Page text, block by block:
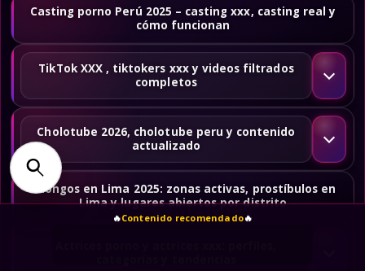
Casting porno Perú 2025 – casting xxx, casting real y
cómo funcionan
TikTok XXX , tiktokers xxx y videos filtrados
completos
Cholotube 2026, cholotube peru y contenido
actualizado
Chongos en Lima 2025: zonas activas, prostíbulos en
Lima y lugares abiertos por distrito
🔥Contenido recomendado🔥